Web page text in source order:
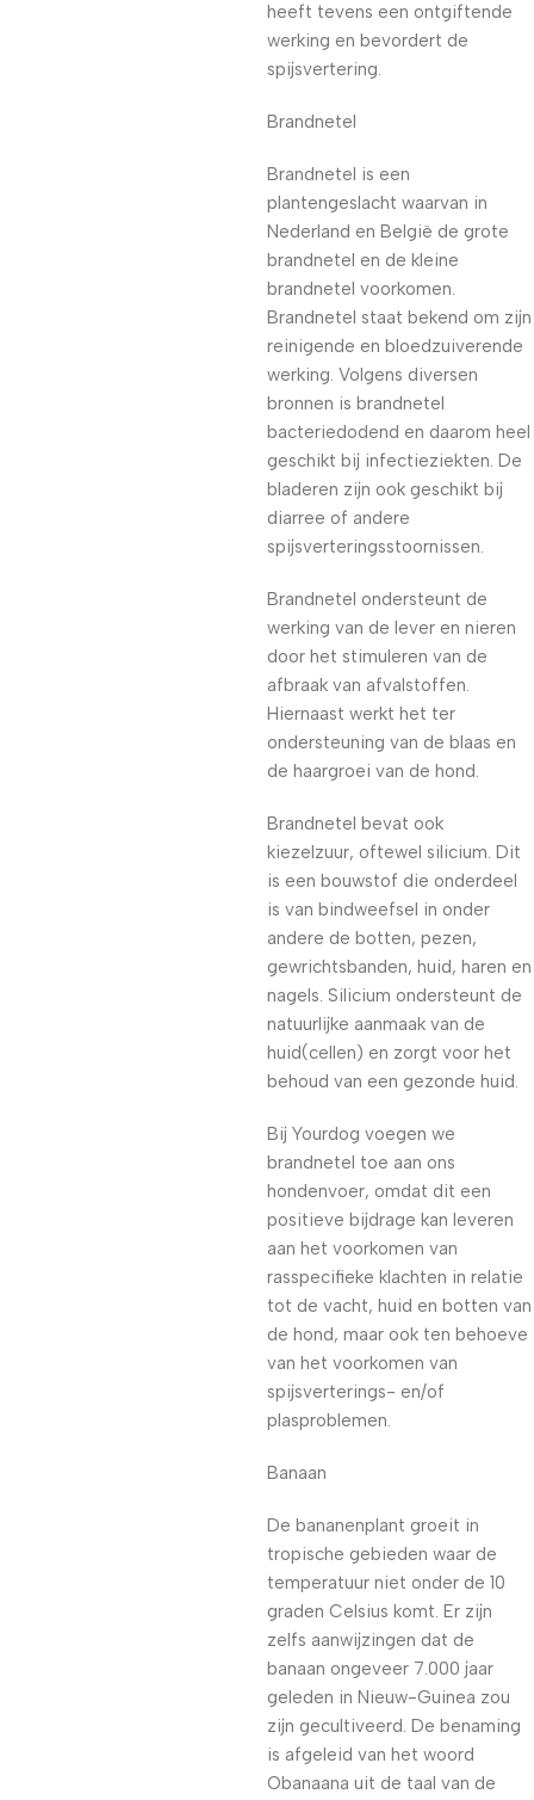
heeft tevens een ontgiftende
werking en bevordert de
spijsvertering.
Brandnetel
Brandnetel is een
plantengeslacht waarvan in
Nederland en België de grote
brandnetel en de kleine
brandnetel voorkomen.
Brandnetel staat bekend om zijn
reinigende en bloedzuiverende
werking. Volgens diversen
bronnen is brandnetel
bacteriedodend en daarom heel
geschikt bij infectieziekten. De
bladeren zijn ook geschikt bij
diarree of andere
spijsverteringsstoornissen.
Brandnetel ondersteunt de
werking van de lever en nieren
door het stimuleren van de
afbraak van afvalstoffen.
Hiernaast werkt het ter
ondersteuning van de blaas en
de haargroei van de hond.
Brandnetel bevat ook
kiezelzuur, oftewel silicium. Dit
is een bouwstof die onderdeel
is van bindweefsel in onder
andere de botten, pezen,
gewrichtsbanden, huid, haren en
nagels. Silicium ondersteunt de
natuurlijke aanmaak van de
huid(cellen) en zorgt voor het
behoud van een gezonde huid.
Bij Yourdog voegen we
brandnetel toe aan ons
hondenvoer, omdat dit een
positieve bijdrage kan leveren
aan het voorkomen van
rasspecifieke klachten in relatie
tot de vacht, huid en botten van
de hond, maar ook ten behoeve
van het voorkomen van
spijsverterings- en/of
plasproblemen.
Banaan
De bananenplant groeit in
tropische gebieden waar de
temperatuur niet onder de 10
graden Celsius komt. Er zijn
zelfs aanwijzingen dat de
banaan ongeveer 7.000 jaar
geleden in Nieuw-Guinea zou
zijn gecultiveerd. De benaming
is afgeleid van het woord
Obanaana uit de taal van de